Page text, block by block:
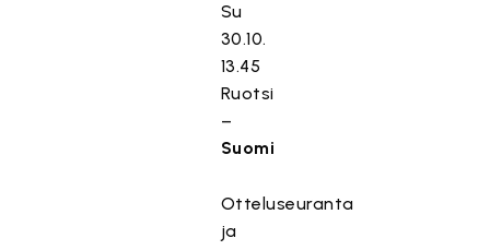
Su
30.10.
13.45
Ruotsi
–
Suomi
Otteluseuranta
ja